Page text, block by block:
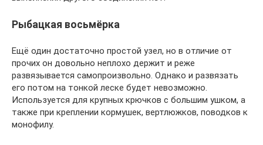
Рыбацкая восьмёрка
Ещё один достаточно простой узел, но в отличие от
прочих он довольно неплохо держит и реже
развязывается самопроизвольно. Однако и развязать
его потом на тонкой леске будет невозможно.
Используется для крупных крючков с большим ушком, а
также при креплении кормушек, вертлюжков, поводков к
монофилу.